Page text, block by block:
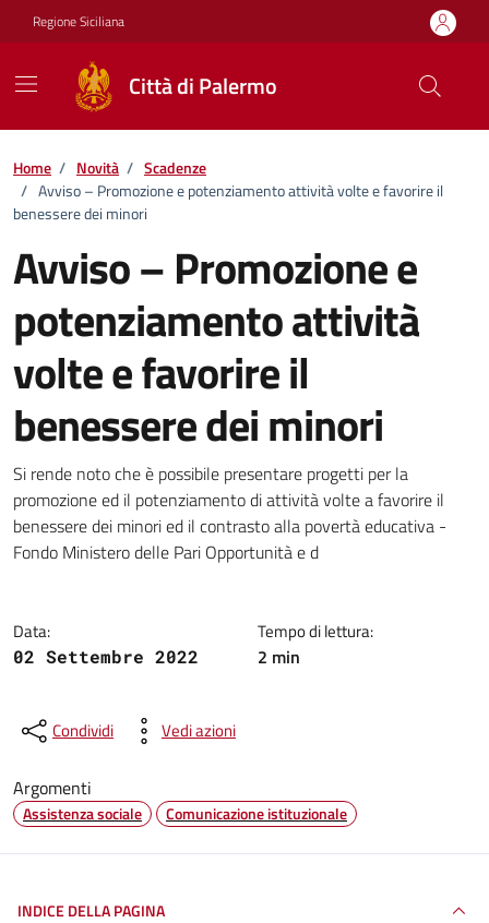
Vai ai contenuti
Vai al footer
Regione Siciliana
Città di Palermo
Home / Novità / Scadenze
/ Avviso – Promozione e potenziamento attività volte e favorire il
benessere dei minori
Avviso – Promozione e
potenziamento attività
volte e favorire il
benessere dei minori
Dettagli della notizia
Si rende noto che è possibile presentare progetti per la
promozione ed il potenziamento di attività volte a favorire il
benessere dei minori ed il contrasto alla povertà educativa -
Fondo Ministero delle Pari Opportunità e d
Data:
02 Settembre 2022
Tempo di lettura:
2 min
Condividi Vedi azioni
Argomenti
Assistenza sociale Comunicazione istituzionale
INDICE DELLA PAGINA